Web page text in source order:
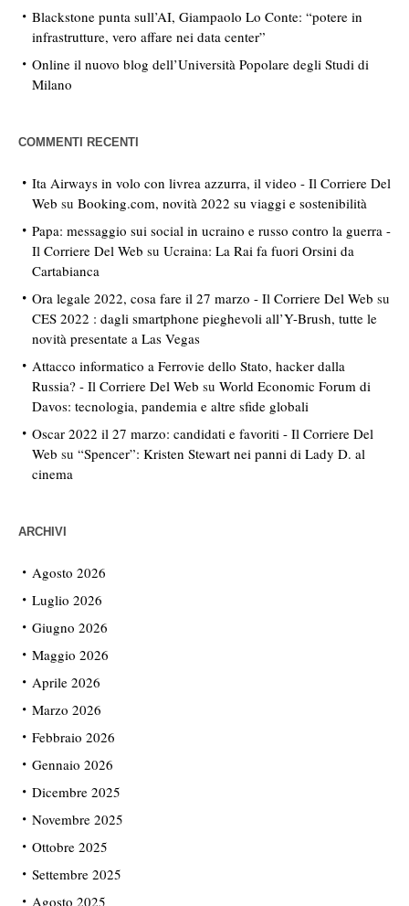
Blackstone punta sull’AI, Giampaolo Lo Conte: “potere in
infrastrutture, vero affare nei data center”
Online il nuovo blog dell’Università Popolare degli Studi di
Milano
COMMENTI RECENTI
Ita Airways in volo con livrea azzurra, il video - Il Corriere Del
Web su Booking.com, novità 2022 su viaggi e sostenibilità
Papa: messaggio sui social in ucraino e russo contro la guerra -
Il Corriere Del Web su Ucraina: La Rai fa fuori Orsini da
Cartabianca
Ora legale 2022, cosa fare il 27 marzo - Il Corriere Del Web su
CES 2022 : dagli smartphone pieghevoli all’Y-Brush, tutte le
novità presentate a Las Vegas
Attacco informatico a Ferrovie dello Stato, hacker dalla
Russia? - Il Corriere Del Web su World Economic Forum di
Davos: tecnologia, pandemia e altre sfide globali
Oscar 2022 il 27 marzo: candidati e favoriti - Il Corriere Del
Web su “Spencer”: Kristen Stewart nei panni di Lady D. al
cinema
ARCHIVI
Agosto 2026
Luglio 2026
Giugno 2026
Maggio 2026
Aprile 2026
Marzo 2026
Febbraio 2026
Gennaio 2026
Dicembre 2025
Novembre 2025
Ottobre 2025
Settembre 2025
Agosto 2025